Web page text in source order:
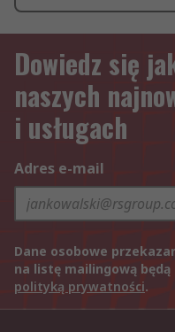
Dowiedz się
naszych
i usługach
Adres e-mail
Dane osobowe
na listę mailingową
polityką prywatności.